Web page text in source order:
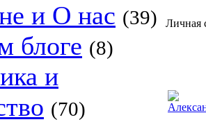
и О нас (39)
блоге (8)
и
(70)
Личная